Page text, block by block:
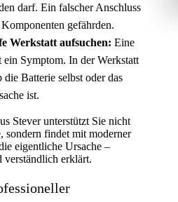
darf. Ein falscher Anschluss
gefährden.
Werkstatt aufsuchen: Eine
ein Symptom. In der Werkstatt
die Batterie selbst oder das
ist.
Stever unterstützt Sie nicht
sondern findet mit moderner
eigentliche Ursache –
verständlich erklärt.